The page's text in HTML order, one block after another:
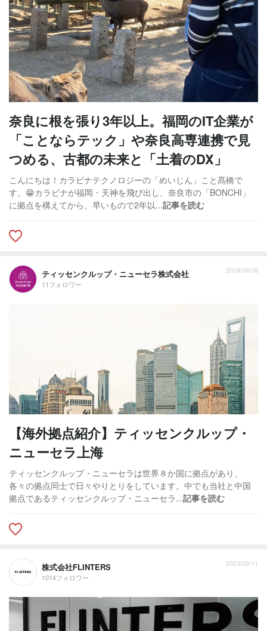
奈良に根を張り3年以上。福岡のIT企業が
「ことならテック」や奈良高専連携で見
つめる、古都の未来と「土着のDX」
こんにちは！カラビナテクノロジーの「めいじん」こと髙橋で
す。😁カラビナが福岡・天神を飛び出し、奈良市の「BONCHI」
に拠点を構えてから、早いもので2年以...記事を読む
ティッセンクルップ・ニューセラ株式会社
11フォロワー
2024/08/08
【海外拠点紹介】ティッセンクルップ・
ニューセラ上海
ティッセンクルップ・ニューセラは世界８か国に拠点があり、
各々の拠点同士で日々やりとりをしています。中でも当社と中国
拠点であるティッセンクルップ・ニューセラ...記事を読む
株式会社FLINTERS
1014フォロワー
2023/09/11